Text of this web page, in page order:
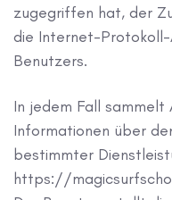
zugegriffen hat, der
die Internet-Protokoll-
Benutzers.
In jedem Fall sammelt
Informationen über
bestimmter
https://